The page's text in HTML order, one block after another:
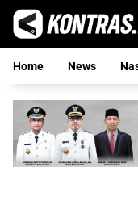
Langsung
konten
Home
News